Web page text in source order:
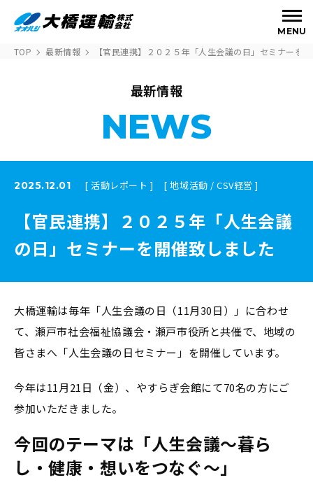
MENU
TOP 最新情報 【官民連携】２０２５年「人生会議の日」セミナーを
最新情報
NEWS
2025.12.01 [ 活動レポート ] [ 地域活動 / CSV経営 ]
【官民連携】２０２５年「人生会議
の日」セミナーを開催致しました
大橋運輸は毎年「人生会議の日（11月30日）」に合わせ
て、瀬戸市社会福祉協議会・瀬戸市役所と共催で、地域の
皆さまへ「人生会議の日セミナー」を開催しています。
今年は11月21日（金）、やすらぎ会館にて70名の方にご
参加いただきました。
今回のテーマは「人生会議～暮ら
し・健康・想いをつなぐ～」